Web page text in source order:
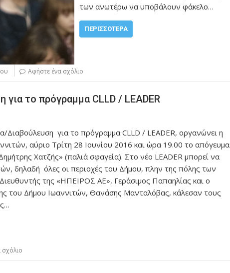
των ανωτέρω να υποβάλουν φάκελο…
ΠΕΡΙΣΣΌΤΕΡΑ
Αφήστε ένα σχόλιο
το πρόγραμμα CLLD / LEADER
Διαβούλευση για το πρόγραμμα CLLD / LEADER, οργανώνει η
αύριο Τρίτη 28 Ιουνίου 2016 και ώρα 19.00 το απόγευμα
Χατζής» (παλιά σφαγεία). Στο νέο LEADER μπορεί να
δηλαδή όλες οι περιοχές του Δήμου, πλην της πόλης των
της «ΗΠΕΙΡΟΣ ΑΕ», Γεράσιμος Παπαηλίας και ο
του Δήμου Ιωαννιτών, Θανάσης Μανταλόβας, κάλεσαν τους